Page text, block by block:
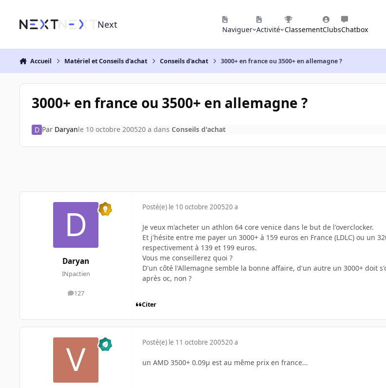
Next Naviguer Activité ClassementClubsChatbox
Accueil Matériel et Conseils d'achat Conseils d'achat 3000+ en france ou 3500+ en allemagne ?
3000+ en france ou 3500+ en allemagne ?
Par Daryanle 10 octobre 200520 a dans Conseils d'achat
Daryan
INpactien
127
messages
Posté(e) le 10 octobre 200520 a
Je veux m'acheter un athlon 64 core venice dans le but de l'overclocker.
Et j'hésite entre me payer un 3000+ à 159 euros en France (LDLC) ou un
respectivement à 139 et 199 euros.
Vous me conseillerez quoi ?
D'un côté l'Allemagne semble la bonne affaire, d'un autre un 3000+ doit
après oc, non ?
Citer
Posté(e) le 11 octobre 200520 a
un AMD 3500+ 0.09µ est au même prix en france...